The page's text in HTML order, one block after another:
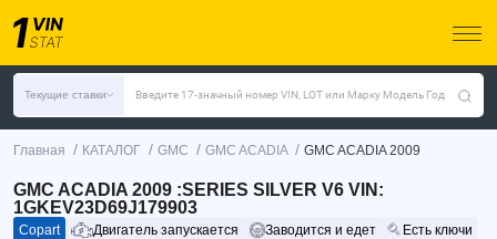
Текущие ставки Введите 17-значный номер VIN, LOT или Марку Модель Год
Главная / КАТАЛОГ / GMC / GMC ACADIA / GMC ACADIA 2009
GMC ACADIA 2009 :SERIES SILVER V6 VIN:
1GKEV23D69J179903
Copart Двигатель запускается Заводится и едет Есть ключи